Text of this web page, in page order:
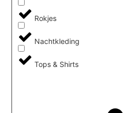
Rokjes
Nachtkleding
Tops & Shirts